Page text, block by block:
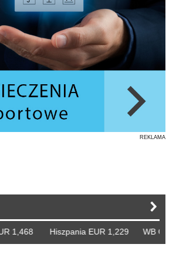
REKLAMA
Hiszpania EUR 1,229 WB GBP